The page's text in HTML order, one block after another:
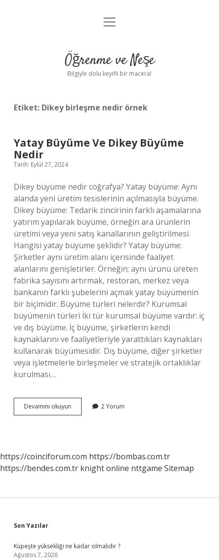
Anasayfa
Yasal Uyarı
menüyü
Öğrenme ve Neşe
Bilgiyle dolu keyifli bir macera!
Etiket: Dikey birleşme nedir örnek
Yatay Büyüme Ve Dikey Büyüme
Nedir
Tarih: Eylül 27, 2024
Dikey büyüme nedir coğrafya? Yatay büyüme: Aynı
alanda yeni üretim tesislerinin açılmasıyla büyüme.
Dikey büyüme: Tedarik zincirinin farklı aşamalarına
yatırım yapılarak büyüme, örneğin ara ürünlerin
üretimi veya yeni satış kanallarının geliştirilmesi.
Hangisi yatay büyüme şeklidir? Yatay büyüme:
Şirketler aynı üretim alanı içerisinde faaliyet
alanlarını genişletirler. Örneğin; aynı ürünü üreten
fabrika sayısını artırmak, restoran, merkez veya
bankanın farklı şubelerini açmak yatay büyümenin
bir biçimidir. Büyüme türleri nelerdir? Kurumsal
büyümenin türleri İki tür kurumsal büyüme vardır: iç
ve dış büyüme. İç büyüme, şirketlerin kendi
kaynaklarını ve faaliyetleriyle yarattıkları kaynakları
kullanarak büyümesidir. Dış büyüme, diğer şirketler
veya işletmelerle birleşmeler ve stratejik ortaklıklar
kurulması…
Devamını okuyun
Büyüme
2 Yorum
https://coinciforum.com https://bombas.com.tr
https://bendes.com.tr knight online nttgame Sitemap
Sidebar
Son Yazılar
Küpeşte yüksekliği ne kadar olmalıdır ?
Ağustos 7, 2026